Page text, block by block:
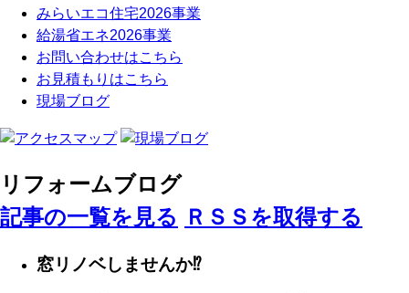
みらいエコ住宅2026事業
給湯省エネ2026事業
お問い合わせはこちら
お見積もりはこちら
現場ブログ
リフォームブログ
記事の一覧を見る ＲＳＳを取得する
窓リノベしませんか⁉